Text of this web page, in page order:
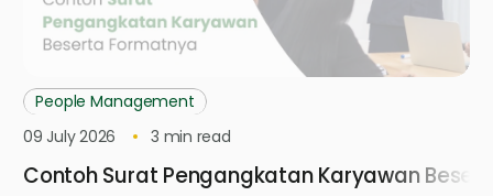
People Management
09 July 2026
3 min read
Contoh Surat Pengangkatan Karyawan